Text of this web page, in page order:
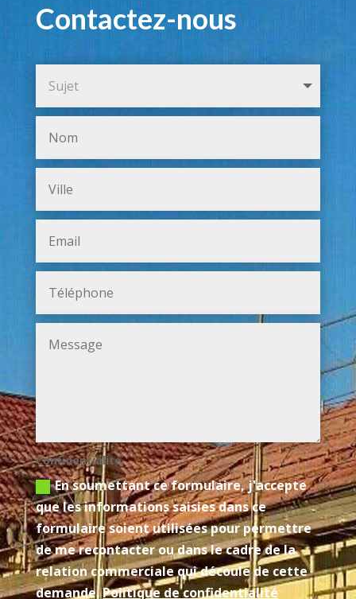
Contactez-nous
Confidentialité
En soumettant ce formulaire, j'accepte
que les informations saisies dans ce
formulaire soient utilisées pour permettre
de me recontacter ou dans le cadre de la
relation commerciale qui découle de cette
demande.Politique de confidentialité